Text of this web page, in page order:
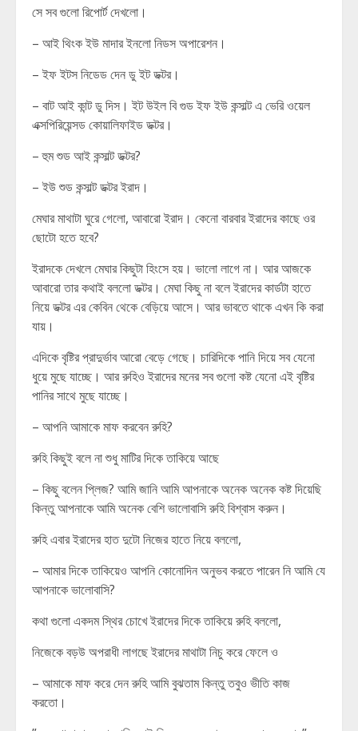
সে সব গুলো রিপোর্ট দেখলো।
– আই থিংক ইউ মাদার ইনলো নিডস অপারেশন।
– ইফ ইটস নিডেড দেন ডু ইট ডক্টর।
– বাট আই কান্ট ডু দিস। ইট উইল বি গুড ইফ ইউ কন্সাল্ট এ ভেরি ওয়েল
এক্সপিরিয়েন্সড কোয়ালিফাইড ডক্টর।
– হুম শুড আই কন্সাল্ট ডক্টর?
– ইউ শুড কন্সাল্ট ডক্টর ইরাদ।
মেঘার মাথাটা ঘুরে গেলো, আবারো ইরাদ। কেনো বারবার ইরাদের কাছে ওর
ছোটো হতে হবে?
ইরাদকে দেখলে মেঘার কিছুটা হিংসে হয়। ভালো লাগে না। আর আজকে
আবারো তার কথাই বললো ডক্টর। মেঘা কিছু না বলে ইরাদের কার্ডটা হাতে
নিয়ে ডক্টর এর কেবিন থেকে বেড়িয়ে আসে। আর ভাবতে থাকে এখন কি করা
যায়।
এদিকে বৃষ্টির প্রাদুর্ভাব আরো বেড়ে গেছে। চারিদিকে পানি দিয়ে সব যেনো
ধুয়ে মুছে যাচ্ছে। আর রুহিও ইরাদের মনের সব গুলো কষ্ট যেনো এই বৃষ্টির
পানির সাথে মুছে যাচ্ছে।
– আপনি আমাকে মাফ করবেন রুহি?
রুহি কিছুই বলে না শুধু মাটির দিকে তাকিয়ে আছে
– কিছু বলেন প্লিজ? আমি জানি আমি আপনাকে অনেক অনেক কষ্ট দিয়েছি
কিন্তু আপনাকে আমি অনেক বেশি ভালোবাসি রুহি বিশ্বাস করুন।
রুহি এবার ইরাদের হাত দুটো নিজের হাতে নিয়ে বললো,
– আমার দিকে তাকিয়েও আপনি কোনোদিন অনুভব করতে পারেন নি আমি যে
আপনাকে ভালোবাসি?
কথা গুলো একদম স্থির চোখে ইরাদের দিকে তাকিয়ে রুহি বললো,
নিজেকে বড়উ অপরাধী লাগছে ইরাদের মাথাটা নিচু করে ফেলে ও
– আমাকে মাফ করে দেন রুহি আমি বুঝতাম কিন্তু তবুও ভীতি কাজ
করতো।